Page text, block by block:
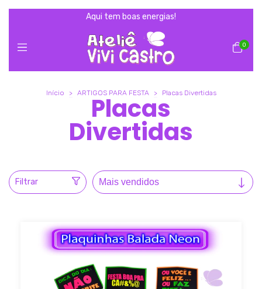
Aqui tem boas energias!
0
Início > ARTIGOS PARA FESTA > Placas Divertidas
Placas
Divertidas
Filtrar